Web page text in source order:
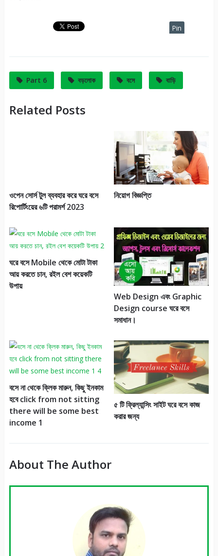
Pin
Part 6 বড়লোক বসে বাড়ি
Related Posts
ওপেন সোর্স টুল ব্যবহার করে ঘরে বসে
রিপোর্টিংয়ের ৬টি পরামর্শ 2023
নিয়োগ বিজ্ঞপ্তি
ঘরে বসে Mobile থেকে মোটা টাকা
আয় করতে চান, রইল বেশ কয়েকটি
উপায়
Web Design এবং Graphic
Design course ঘরে বসে
সমাধান।
বসে না থেকে ক্লিক মারুন, কিছু ইনকাম
হবে click from not sitting
there will be some best
income 1
৫ টি ফ্রিল্যান্সিং সাইট ঘরে বসে কাজ
করার জন্য
About The Author